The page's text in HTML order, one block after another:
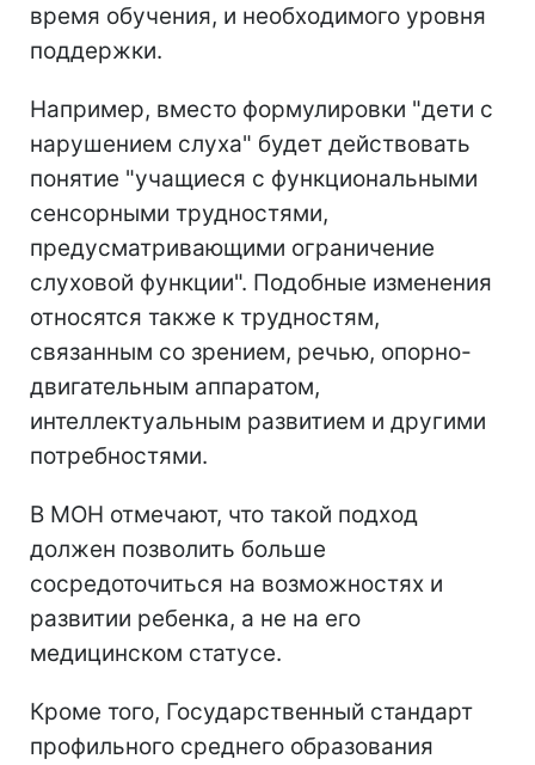
время обучения, и необходимого уровня
поддержки.
Например, вместо формулировки "дети с
нарушением слуха" будет действовать
понятие "учащиеся с функциональными
сенсорными трудностями,
предусматривающими ограничение
слуховой функции". Подобные изменения
относятся также к трудностям,
связанным со зрением, речью, опорно-
двигательным аппаратом,
интеллектуальным развитием и другими
потребностями.
В МОН отмечают, что такой подход
должен позволить больше
сосредоточиться на возможностях и
развитии ребенка, а не на его
медицинском статусе.
Кроме того, Государственный стандарт
профильного среднего образования